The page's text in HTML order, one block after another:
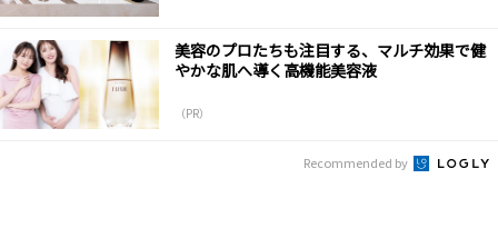
美容のプロたちも注目する、マルチ効果で健
やかな肌へ導く高機能美容液
（PR）
Recommended by